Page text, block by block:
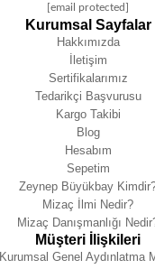
[email protected]
Kurumsal Sayfalar
Hakkımızda
İletişim
Sertifikalarımız
Tedarikçi Başvurusu
Kargo Takibi
Blog
Hesabım
Sepetim
Zeynep Büyükbay
Mizaç İlmi Nedir?
Mizaç Danışmanlığı
Müşteri İlişkileri
Kurumsal Genel Aydınlatma